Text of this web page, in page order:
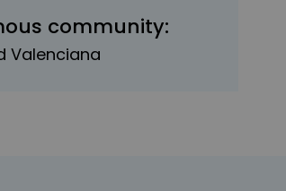
community:
Valenciana